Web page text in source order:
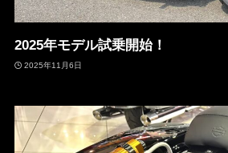
2025年モデル試乗開始！
2025年11月6日